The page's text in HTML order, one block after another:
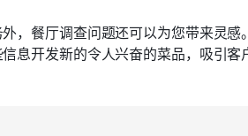
，餐厅调查问题还可以为您带来灵
息开发新的令人兴奋的菜品，吸引客